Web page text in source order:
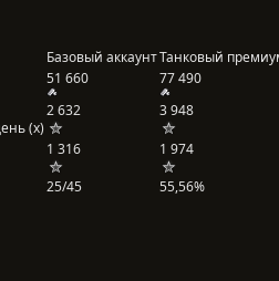
Базовый аккаунтТанковый
51 660
77 490
(x)
2 632 3 948
1 316
1 974
25/45 55,56%